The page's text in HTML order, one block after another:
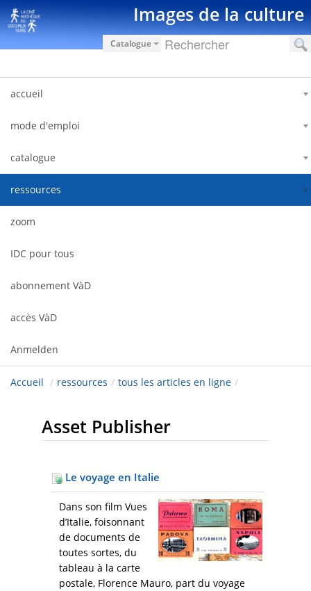
Zum Inhalt wechseln Images de la culture
Catalogue
accueil
mode d'emploi
catalogue
ressources
zoom
IDC pour tous
abonnement VàD
accès VàD
Anmelden
Accueil / ressources / tous les articles en ligne /
Asset Publisher
Le voyage en Italie
Dans son film Vues
d’Italie, foisonnant
de documents de
toutes sortes, du
tableau à la carte
postale, Florence Mauro, part du voyage